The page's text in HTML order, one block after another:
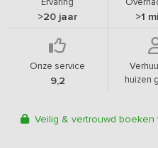
>20 jaar >1
Onze service
9,2
huizen
Veilig & vertrouwd